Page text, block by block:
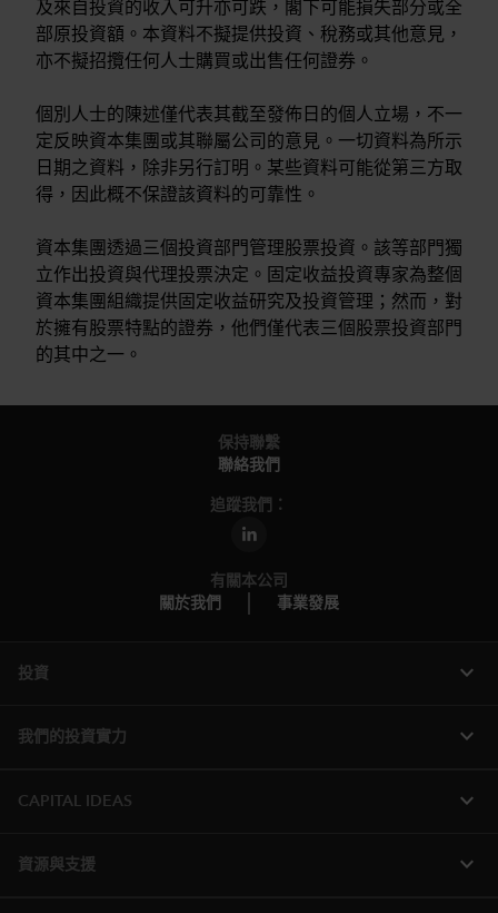
及來自投資的收入可升亦可跌，閣下可能損失部分或全
部原投資額。本資料不擬提供投資、稅務或其他意見，
亦不擬招攬任何人士購買或出售任何證券。
個別人士的陳述僅代表其截至發佈日的個人立場，不一
定反映資本集團或其聯屬公司的意見。一切資料為所示
日期之資料，除非另行訂明。某些資料可能從第三方取
得，因此概不保證該資料的可靠性。
資本集團透過三個投資部門管理股票投資。該等部門獨
立作出投資與代理投票決定。固定收益投資專家為整個
資本集團組織提供固定收益研究及投資管理；然而，對
於擁有股票特點的證券，他們僅代表三個股票投資部門
的其中之一。
保持聯繫
聯絡我們
追蹤我們：
有關本公司
關於我們
事業發展
投資 expand_more
我們的投資實力 expand_more
CAPITAL IDEAS expand_more
資源與支援 expand_more